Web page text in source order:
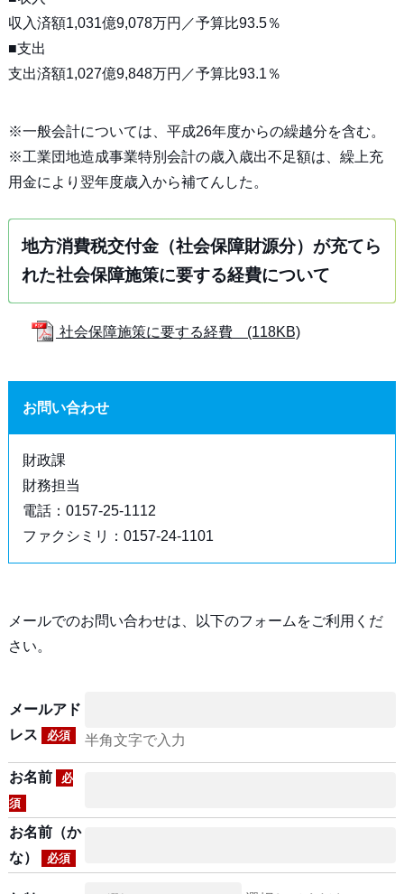
収入済額1,031億9,078万円／予算比93.5％
■支出
支出済額1,027億9,848万円／予算比93.1％
※一般会計については、平成26年度からの繰越分を含む。
※工業団地造成事業特別会計の歳入歳出不足額は、繰上充
用金により翌年度歳入から補てんした。
地方消費税交付金（社会保障財源分）が充てら
れた社会保障施策に要する経費について
社会保障施策に要する経費 (118KB)
お問い合わせ
財政課
財務担当
電話：0157-25-1112
ファクシミリ：0157-24-1101
メールでのお問い合わせは、以下のフォームをご利用くだ
さい。
メールアド
レス
必須 半角文字で入力
お名前
必
須
お名前（か
な）
必須